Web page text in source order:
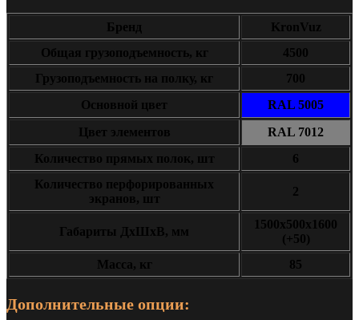
Бренд
KronVuz
Общая грузоподъемность, кг
4500
Грузоподъемность на полку, кг
700
Основной цвет
RAL 5005
Цвет элементов
RAL 7012
Количество прямых полок, шт
6
Количество перфорированных
экранов, шт
2
Габариты ДxШxВ, мм
1500x500x1600
(+50)
Масса, кг
85
Дополнительные опции: